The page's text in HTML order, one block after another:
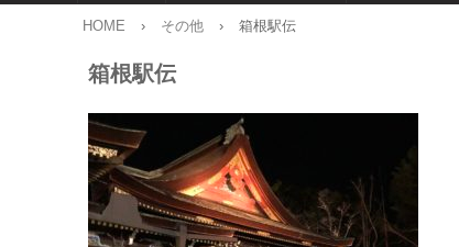
HOME › その他 › 箱根駅伝
箱根駅伝